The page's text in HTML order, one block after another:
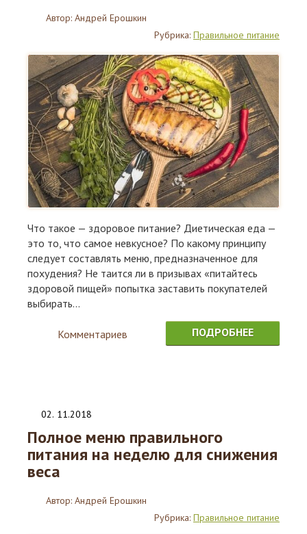
Автор: Андрей Ерошкин
Рубрика: Правильное питание
Что такое — здоровое питание? Диетическая еда —
это то, что самое невкусное? По какому принципу
следует составлять меню, предназначенное для
похудения? Не таится ли в призывах «питайтесь
здоровой пищей» попытка заставить покупателей
выбирать...
Комментариев ПОДРОБНЕЕ
02. 11.2018
Полное меню правильного
питания на неделю для снижения
веса
Автор: Андрей Ерошкин
Рубрика: Правильное питание